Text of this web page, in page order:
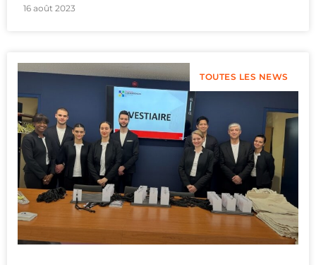
16 août 2023
TOUTES LES NEWS